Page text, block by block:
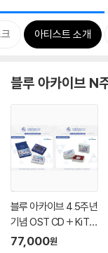
아티스트 소개
블루 아카이브 4.5주년
기념 OST CD + KiT
앨범 패키지 (BLUE AR
77,000원